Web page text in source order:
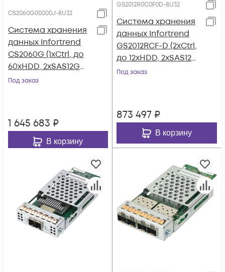
CS2060G00000J-8U32
Система хранения
данных Infortrend
CS2060G (1xCtrl, до
60xHDD, 2xSAS12G
внеш., 4x16GB, 4x10G
Под заказ
1 645 683 ₽
В корзину
GS2012R0C0F0D-8U32
Система хранения
данных Infortrend
GS2012RCF-D (2xCtrl,
до 12xHDD, 2xSAS12G
внеш., 4x4GB, 8x1G
Под заказ
873 497 ₽
В корзину